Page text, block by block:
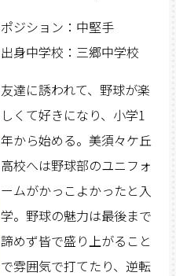
ポジション：中堅手
出身中学校：三郷中学校
友達に誘われて、野球が楽
しくて好きになり、小学1
年から始める。美須々ケ丘
高校へは野球部のユニフォ
ームがかっこよかったと入
学。野球の魅力は最後まで
諦めず皆で盛り上がること
で雰囲気で打てたり、逆転